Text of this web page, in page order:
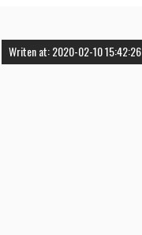
Writen at: 2020-02-10 15:42:26